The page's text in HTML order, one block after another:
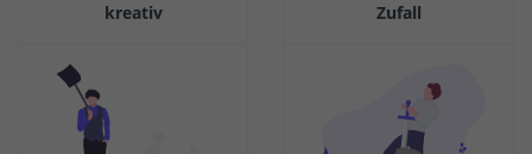
kreativ
Zufall